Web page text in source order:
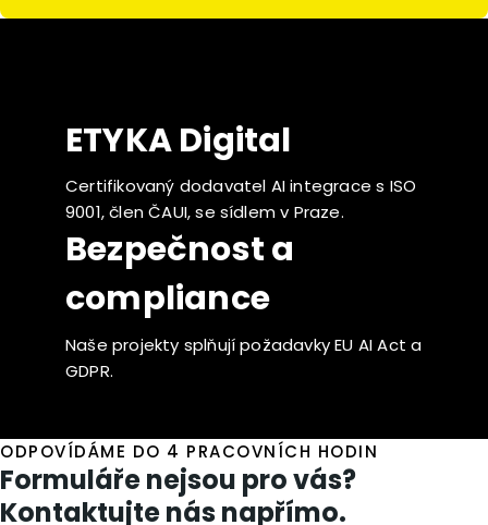
ETYKA Digital
Certifikovaný dodavatel AI integrace s ISO
9001, člen ČAUI, se sídlem v Praze.
Bezpečnost a
compliance
Naše projekty splňují požadavky EU AI Act a
GDPR.
ODPOVÍDÁME DO 4 PRACOVNÍCH HODIN
Formuláře nejsou pro vás?
Kontaktujte nás napřímo.